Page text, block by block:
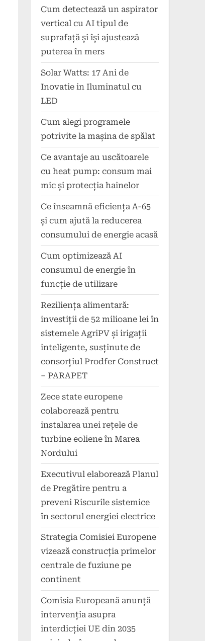
Cum detectează un aspirator
vertical cu AI tipul de
suprafață și își ajustează
puterea în mers
Solar Watts: 17 Ani de
Inovatie in Iluminatul cu
LED
Cum alegi programele
potrivite la mașina de spălat
Ce avantaje au uscătoarele
cu heat pump: consum mai
mic și protecția hainelor
Ce înseamnă eficiența A-65
și cum ajută la reducerea
consumului de energie acasă
Cum optimizează AI
consumul de energie în
funcție de utilizare
Reziliența alimentară:
investiții de 52 milioane lei în
sistemele AgriPV și irigații
inteligente, susținute de
consorțiul Prodfer Construct
– PARAPET
Zece state europene
colaborează pentru
instalarea unei rețele de
turbine eoliene în Marea
Nordului
Executivul elaborează Planul
de Pregătire pentru a
preveni Riscurile sistemice
în sectorul energiei electrice
Strategia Comisiei Europene
vizează construcția primelor
centrale de fuziune pe
continent
Comisia Europeană anunță
intervenția asupra
interdicției UE din 2035